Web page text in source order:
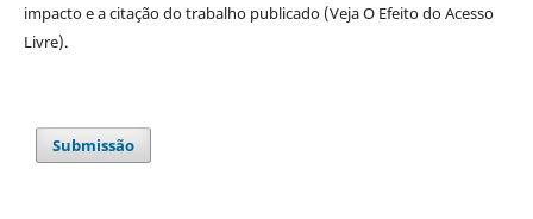
impacto e a citação do trabalho publicado (Veja O Efeito do Acesso
Livre).
Submissão